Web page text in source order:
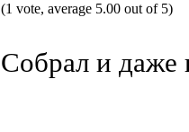
(1 vote, average 5.00 out of 5)
Собрал и даже